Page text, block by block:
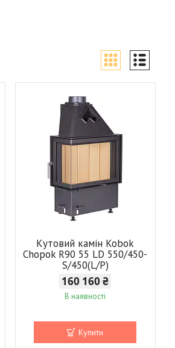
Кутовий камін Kobok
Chopok R90 55 LD 550/450-
S/450(L/P)
160 160 ₴
В наявності
Купити